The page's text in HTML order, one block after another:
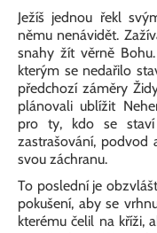
Ježíš jednou řekl
němu nenávidět.
snahy žít věrně
kterým se nedařilo
předchozí záměry
plánovali ublížit
pro ty, kdo se staví
zastrašování, podvod
svou záchranu.
To poslední je
pokušení, aby se
kterému čelil na kříži,